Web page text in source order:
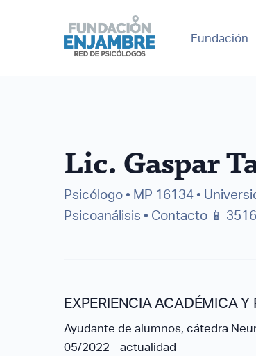
Fundación
Lic. Gaspar
Psicólogo • MP 16134 •
Psicoanálisis • Contacto 📱
EXPERIENCIA ACADÉMICA
Ayudante de alumnos, cátedra
05/2022 - actualidad